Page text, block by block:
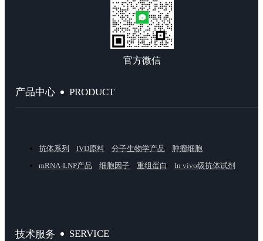
官方微信
产品中心 PRODUCT
抗体系列 IVD原料 分子生物学产品
肿瘤细胞
mRNA-LNP产品
细胞因子 重组蛋白 In vivo级抗体试剂
技术服务 SERVICE